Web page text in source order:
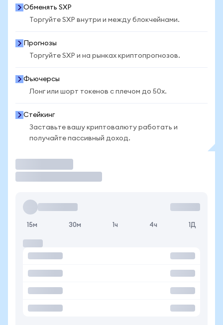
Обменять SXP
Торгуйте SXP внутри и между блокчейнами.
Прогнозы
Торгуйте SXP и на рынках криптопрогнозов.
Фьючерсы
Лонг или шорт токенов с плечом до 50x.
Стейкинг
Заставьте вашу криптовалюту работать и
получайте пассивный доход.
15м 30м 1ч 4ч 1Д